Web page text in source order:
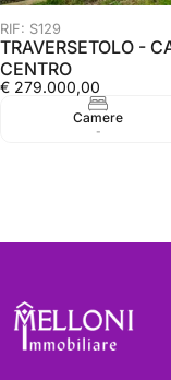
RIF: S129
TRAVERSETOLO -
CENTRO
€ 279.000,00
Camere
-
Melloni immobiliare